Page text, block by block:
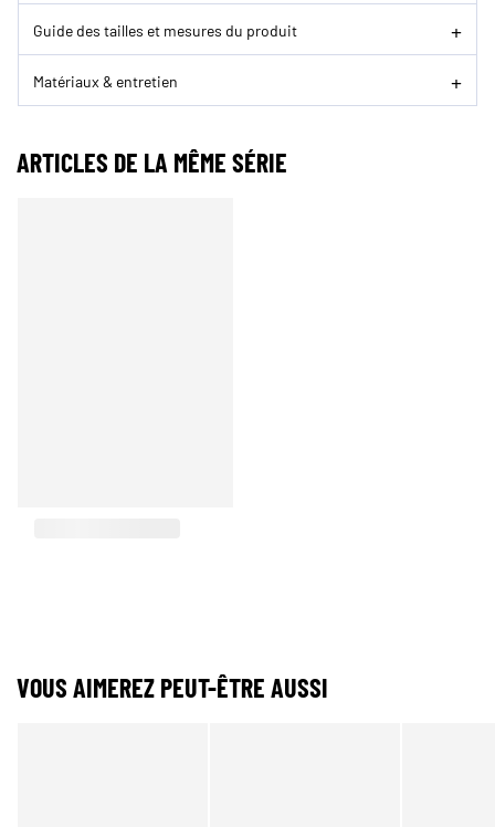
Guide des tailles et mesures du produit
Matériaux & entretien
ARTICLES DE LA MÊME SÉRIE
VOUS AIMEREZ PEUT-ÊTRE AUSSI